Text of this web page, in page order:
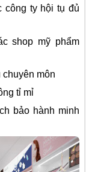
công ty hội tụ đủ
shop mỹ phẩm
môn
tỉ mỉ
bảo hành minh